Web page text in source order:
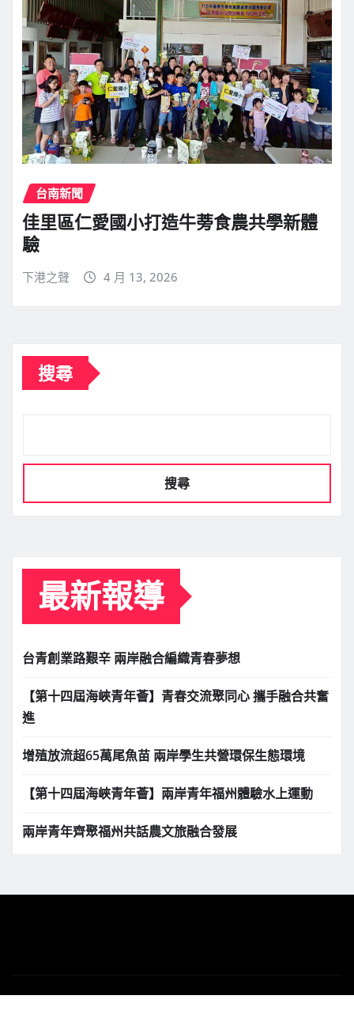
台南新聞
佳里區仁愛國小打造牛蒡食農共學新體
驗
下港之聲 4 月 13, 2026
搜尋
搜尋
最新報導
台青創業路艱辛 兩岸融合編織青春夢想
【第十四屆海峽青年薈】青春交流聚同心 攜手融合共奮
進
增殖放流超65萬尾魚苗 兩岸學生共營環保生態環境
【第十四屆海峽青年薈】兩岸青年福州體驗水上運動
兩岸青年齊聚福州共話農文旅融合發展